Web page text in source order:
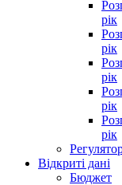
рік
рік
рік
рік
рік
Відкриті дані
Бюджет